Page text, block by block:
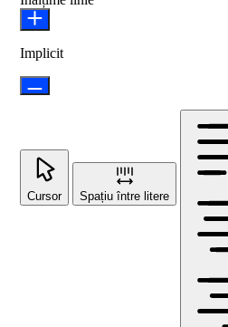
Implicit
Cursor Spațiu între litere